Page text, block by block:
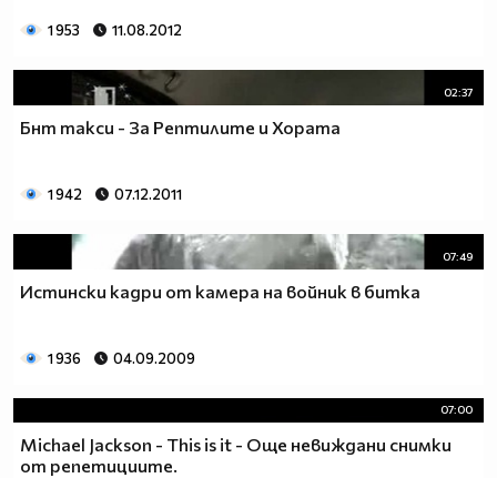
1 953 11.08.2012
02:37
Бнт такси - За Рептилите и Хората
1 942 07.12.2011
07:49
Истински кадри от камера на войник в битка
1 936 04.09.2009
07:00
Michael Jackson - This is it - Още невиждани снимки
от репетициите.